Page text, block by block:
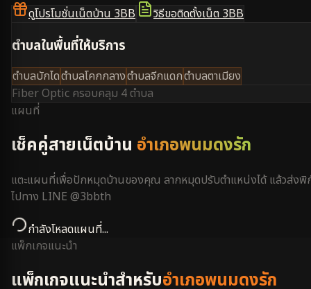
ดูโปรโมชั่นเน็ตบ้าน 3BB วิธีขอติดตั้งเน็ต 3BB
ตำบลในพื้นที่ให้บริการ
ตำบลบักไดตำบลโคกกลางตำบลจีกแดกตำบลตาเมียง
Fiber Optic ครอบคลุม 4 ตำบล
แผนที่
เช็คคู่สายเน็ตบ้าน อำเภอพนมดงรัก
แตะแผนที่เพื่อปักหมุดบ้านของคุณ ลากหมุดปรับตำแหน่งได้ แล้วส่งพิ
ไปทาง LINE @3bbth
กำลังโหลดแผนที่...
แพ็กเกจแนะนำ
แพ็กเกจแนะนำสำหรับอำเภอพนมดงรัก